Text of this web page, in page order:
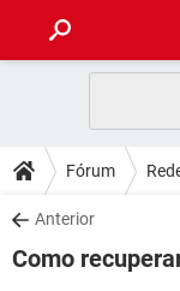
CELULAR
OUTLOOK
INSTAGRAM
DICAS
JOGOS
DOWNLOADS
JOGOS
Fórum
Anterior
Como